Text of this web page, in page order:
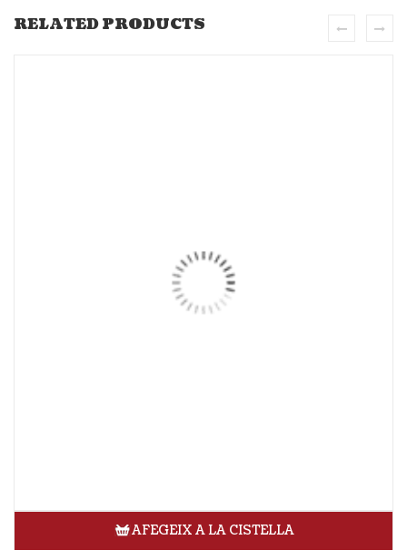
RELATED PRODUCTS
AFEGEIX A LA CISTELLA